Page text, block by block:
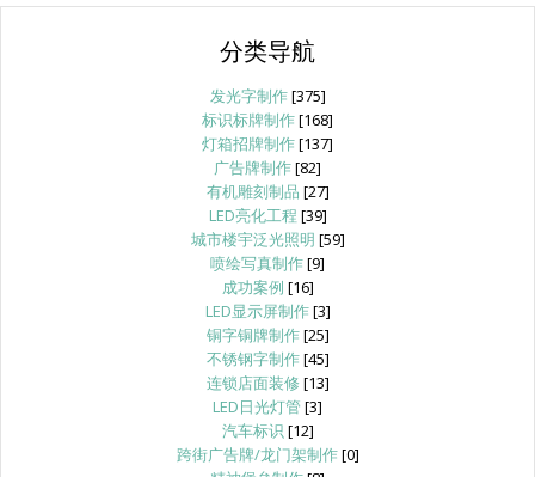
分类导航
发光字制作[375]
标识标牌制作[168]
灯箱招牌制作[137]
广告牌制作[82]
有机雕刻制品 [27]
LED亮化工程 [39]
城市楼宇泛光照明 [59]
喷绘写真制作[9]
成功案例 [16]
LED显示屏制作[3]
铜字铜牌制作[25]
不锈钢字制作[45]
连锁店面装修 [13]
LED日光灯管[3]
汽车标识 [12]
跨街广告牌/龙门架制作[0]